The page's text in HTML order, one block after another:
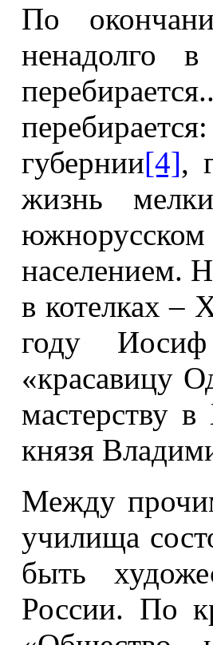
По
ненадолго
губернии[4],
жизнь
южнорусском
населением.
в котелках –
году Иосиф
«красавицу
мастерству
князя
Между
училища
быть
России. По